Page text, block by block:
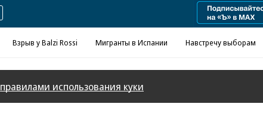
Взрыв у Balzi Rossi Мигранты в Испании Навстречу выборам
правилами использования куки